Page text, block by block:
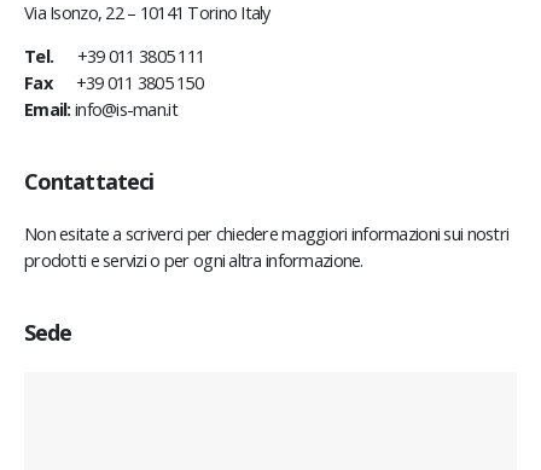
Via Isonzo, 22 – 10141 Torino Italy
Tel.
+39 011 3805 111
Fax
+39 011 3805 150
Email: info@is-man.it
Contattateci
Non esitate a scriverci per chiedere maggiori informazioni sui nostri
prodotti e servizi o per ogni altra informazione.
Sede